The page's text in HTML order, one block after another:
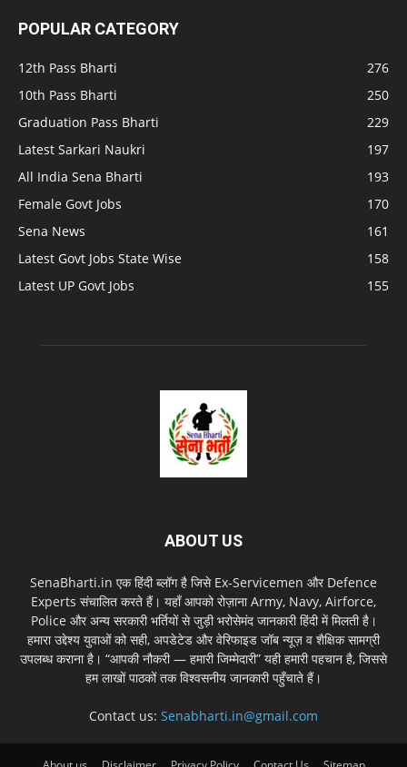
POPULAR CATEGORY
12th Pass Bharti
276
10th Pass Bharti
250
Graduation Pass Bharti
229
Latest Sarkari Naukri
197
All India Sena Bharti
193
Female Govt Jobs
170
Sena News
161
Latest Govt Jobs State Wise
158
Latest UP Govt Jobs
155
ABOUT US
SenaBharti.in एक हिंदी ब्लॉग है जिसे Ex‑Servicemen और Defence
Experts संचालित करते हैं। यहाँ आपको रोज़ाना Army, Navy, Airforce,
Police और अन्य सरकारी भर्तियों से जुड़ी भरोसेमंद जानकारी हिंदी में मिलती है।
हमारा उद्देश्य युवाओं को सही, अपडेटेड और वेरिफाइड जॉब न्यूज़ व शैक्षिक सामग्री
उपलब्ध कराना है। “आपकी नौकरी — हमारी जिम्मेदारी” यही हमारी पहचान है, जिससे
हम लाखों पाठकों तक विश्वसनीय जानकारी पहुँचाते हैं।
Contact us: Senabharti.in@gmail.com